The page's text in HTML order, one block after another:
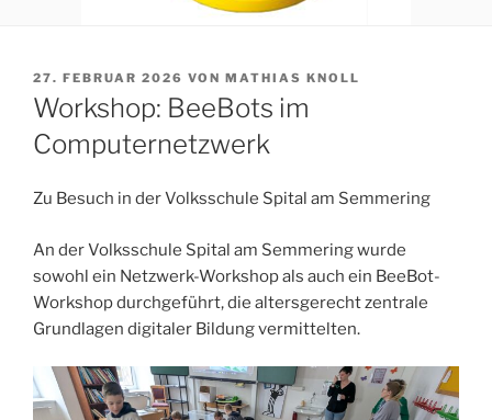
VERÖFFENTLICHT
AM
27. FEBRUAR 2026 VON MATHIAS KNOLL
Workshop: BeeBots im
Computernetzwerk
Zu Besuch in der Volksschule Spital am Semmering
An der Volksschule Spital am Semmering wurde
sowohl ein Netzwerk-Workshop als auch ein BeeBot-
Workshop durchgeführt, die altersgerecht zentrale
Grundlagen digitaler Bildung vermittelten.